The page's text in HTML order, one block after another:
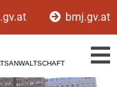
bmj.gv.at